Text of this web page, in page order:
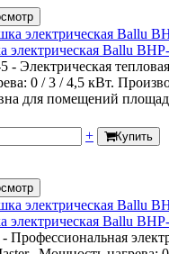
электрическая Ballu
- Электрическая
0 / 3 / 4,5 кВт.
для помещений
+ Купить
электрическая Ballu